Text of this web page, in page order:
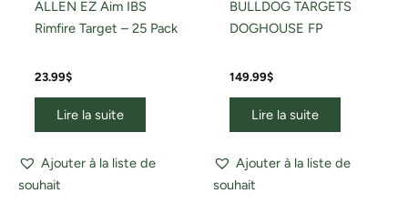
ALLEN EZ Aim IBS
Rimfire Target – 25 Pack
23.99$
Lire la suite
Ajouter à la liste de
souhait
BULLDOG TARGETS
DOGHOUSE FP
149.99$
Lire la suite
Ajouter à la liste de
souhait